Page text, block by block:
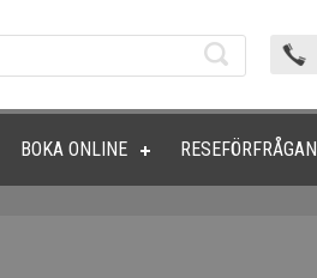
BOKA ONLINE RESEFÖRFRÅGAN